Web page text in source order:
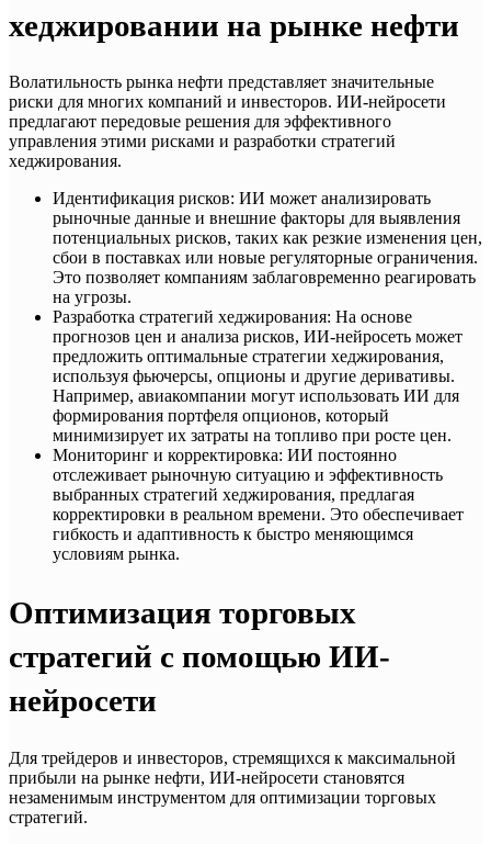
хеджировании на рынке нефти
Волатильность рынка нефти представляет значительные
риски для многих компаний и инвесторов. ИИ-нейросети
предлагают передовые решения для эффективного
управления этими рисками и разработки стратегий
хеджирования.
Идентификация рисков: ИИ может анализировать
рыночные данные и внешние факторы для выявления
потенциальных рисков, таких как резкие изменения цен,
сбои в поставках или новые регуляторные ограничения.
Это позволяет компаниям заблаговременно реагировать
на угрозы.
Разработка стратегий хеджирования: На основе
прогнозов цен и анализа рисков, ИИ-нейросеть может
предложить оптимальные стратегии хеджирования,
используя фьючерсы, опционы и другие деривативы.
Например, авиакомпании могут использовать ИИ для
формирования портфеля опционов, который
минимизирует их затраты на топливо при росте цен.
Мониторинг и корректировка: ИИ постоянно
отслеживает рыночную ситуацию и эффективность
выбранных стратегий хеджирования, предлагая
корректировки в реальном времени. Это обеспечивает
гибкость и адаптивность к быстро меняющимся
условиям рынка.
Оптимизация торговых
стратегий с помощью ИИ-
нейросети
Для трейдеров и инвесторов, стремящихся к максимальной
прибыли на рынке нефти, ИИ-нейросети становятся
незаменимым инструментом для оптимизации торговых
стратегий.